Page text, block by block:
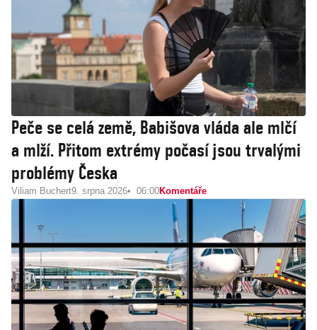
Peče se celá země, Babišova vláda ale mlčí
a mlží. Přitom extrémy počasí jsou trvalými
problémy Česka
Viliam Buchert9. srpna 2026 06:00Komentáře